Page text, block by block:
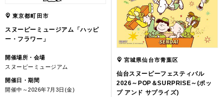
東京都町田市
スヌーピーミュージアム「ハッピ
ー・フラワー」
開催場所・会場
スヌーピーミュージアム
開催日・期間
開催中～2026年7月3日(金)
宮城県仙台市青葉区
仙台スヌーピーフェスティバル
2026～POP＆SURPRISE～(ポッ
プ アンド サプライズ)